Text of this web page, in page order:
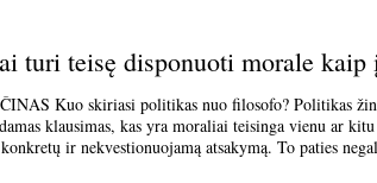
turi teisę disponuoti morale kaip
Kuo skiriasi politikas nuo filosofo? Politikas
klausimas, kas yra moraliai teisinga vienu ar
ir nekvestionuojamą atsakymą. To paties